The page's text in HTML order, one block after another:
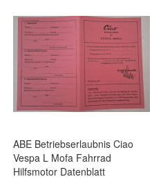
ABE Betriebserlaubnis Ciao
Vespa L Mofa Fahrrad
Hilfsmotor Datenblatt